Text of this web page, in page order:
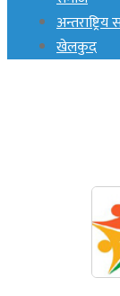
अन्तराष्ट्रिय
खेलकुद